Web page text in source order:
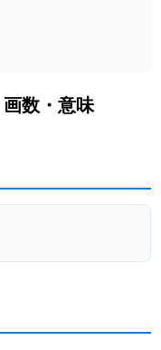
画数・意味